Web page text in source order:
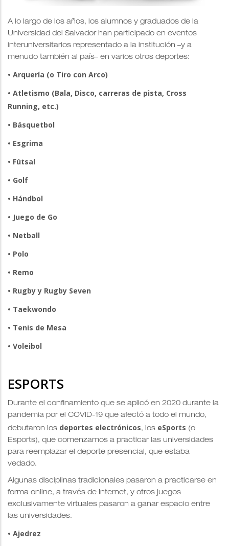
A lo largo de los años, los alumnos y graduados de la
Universidad del Salvador han participado en eventos
interuniversitarios representado a la institución –y a
menudo también al país– en varios otros deportes:
• Arquería (o Tiro con Arco)
• Atletismo (Bala, Disco, carreras de pista, Cross
Running, etc.)
• Básquetbol
• Esgrima
• Fútsal
• Golf
• Hándbol
• Juego de Go
• Netball
• Polo
• Remo
• Rugby y Rugby Seven
• Taekwondo
• Tenis de Mesa
• Voleibol
ESPORTS
Durante el confinamiento que se aplicó en 2020 durante la
pandemia por el COVID-19 que afectó a todo el mundo,
debutaron los deportes electrónicos, los eSports (o
Esports), que comenzamos a practicar las universidades
para reemplazar el deporte presencial, que estaba
vedado.
Algunas disciplinas tradicionales pasaron a practicarse en
forma online, a través de Internet, y otros juegos
exclusivamente virtuales pasaron a ganar espacio entre
las universidades.
• Ajedrez